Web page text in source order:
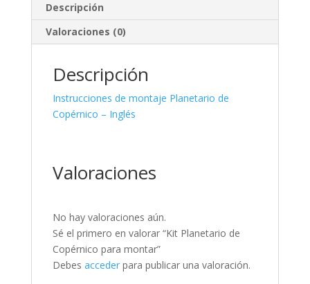
Descripción
Valoraciones (0)
Descripción
Instrucciones de montaje Planetario de
Copérnico – Inglés
Valoraciones
No hay valoraciones aún.
Sé el primero en valorar “Kit Planetario de
Copérnico para montar”
Debes accederpara publicar una valoración.